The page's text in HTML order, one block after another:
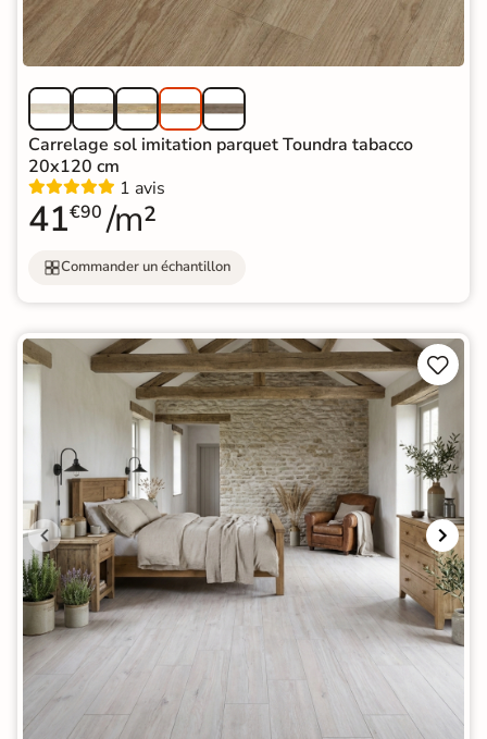
Carrelage sol imitation parquet Toundra tabacco
20x120 cm
1 avis
41€90 /m²
Commander un échantillon

